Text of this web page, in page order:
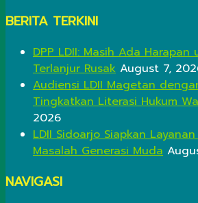
BERITA TERKINI
DPP LDII: Masih Ada
Terlanjur Rusak August 7,
Audiensi LDII Magetan
Tingkatkan Literasi Hukum
2026
LDII Sidoarjo Siapkan
Masalah Generasi Muda
NAVIGASI